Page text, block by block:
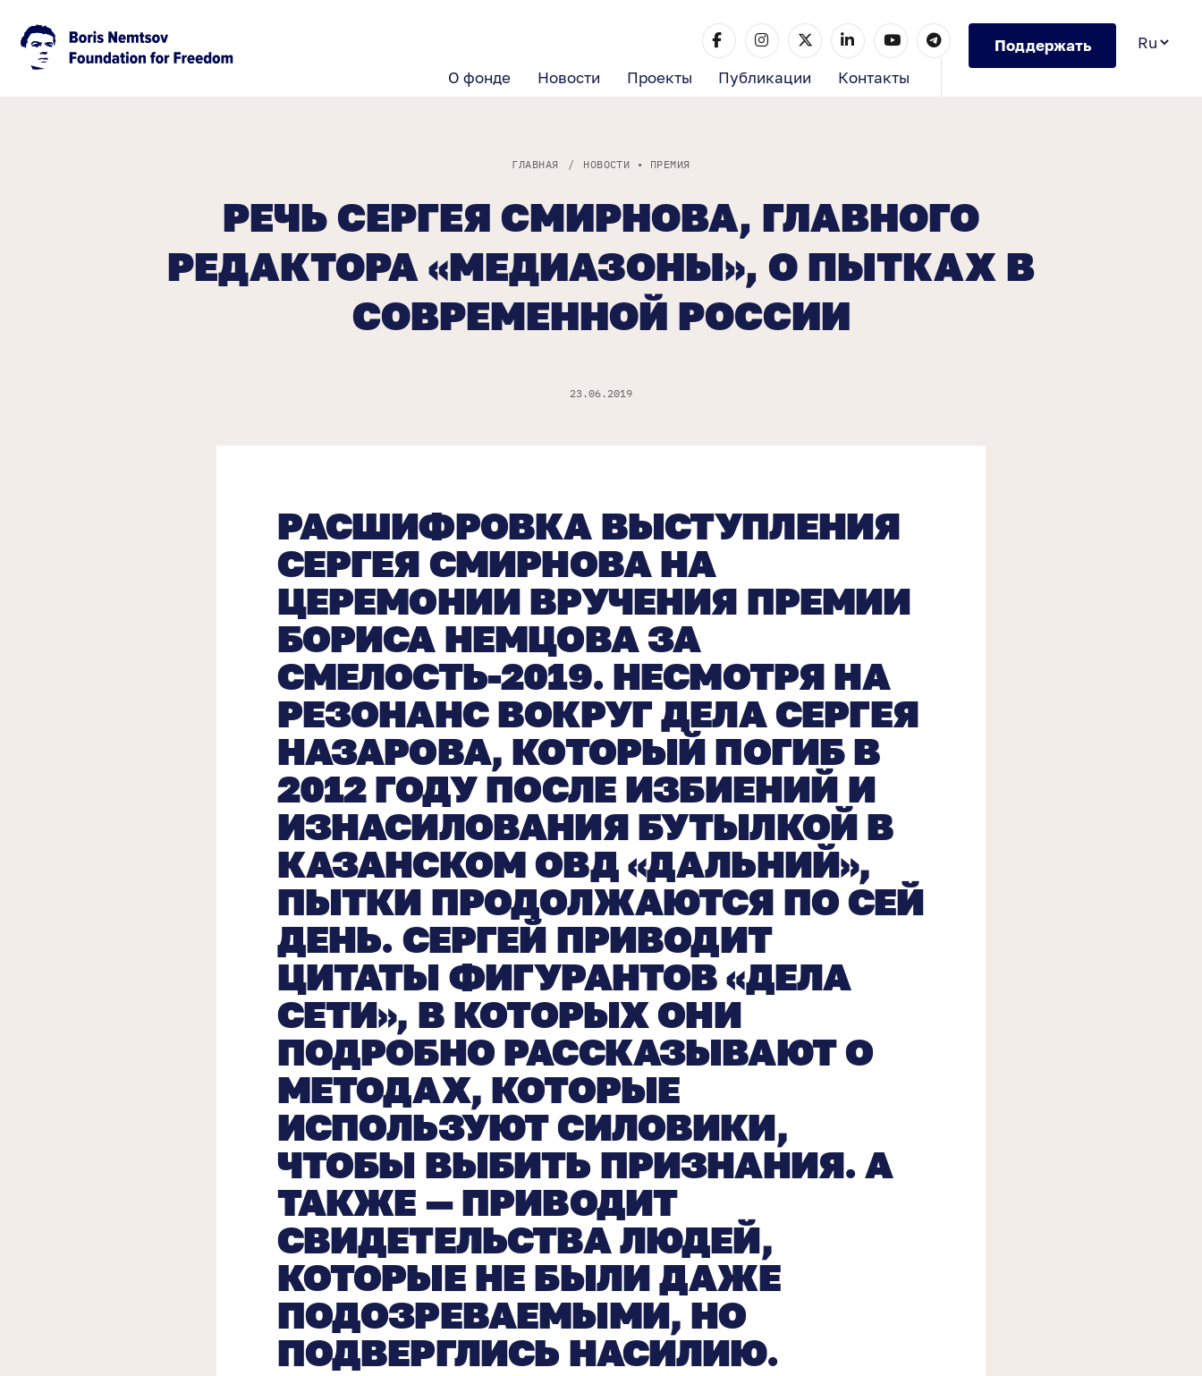
Поддержать
Контакты
Публикации
Проекты
Новости
О фонде
ГЛАВНАЯ / НОВОСТИ • ПРЕМИЯ
РЕЧЬ СЕРГЕЯ СМИРНОВА, ГЛАВНОГО
РЕДАКТОРА «МЕДИАЗОНЫ», О ПЫТКАХ В
СОВРЕМЕННОЙ РОССИИ
23.06.2019
РАСШИФРОВКА ВЫСТУПЛЕНИЯ
СЕРГЕЯ СМИРНОВА НА
ЦЕРЕМОНИИ ВРУЧЕНИЯ ПРЕМИИ
БОРИСА НЕМЦОВА ЗА
СМЕЛОСТЬ-2019. НЕСМОТРЯ НА
РЕЗОНАНС ВОКРУГ ДЕЛА СЕРГЕЯ
НАЗАРОВА, КОТОРЫЙ ПОГИБ В
2012 ГОДУ ПОСЛЕ ИЗБИЕНИЙ И
ИЗНАСИЛОВАНИЯ БУТЫЛКОЙ В
КАЗАНСКОМ ОВД «ДАЛЬНИЙ»,
ПЫТКИ ПРОДОЛЖАЮТСЯ ПО СЕЙ
ДЕНЬ. СЕРГЕЙ ПРИВОДИТ
ЦИТАТЫ ФИГУРАНТОВ «ДЕЛА
СЕТИ», В КОТОРЫХ ОНИ
ПОДРОБНО РАССКАЗЫВАЮТ О
МЕТОДАХ, КОТОРЫЕ
ИСПОЛЬЗУЮТ СИЛОВИКИ,
ЧТОБЫ ВЫБИТЬ ПРИЗНАНИЯ. А
ТАКЖЕ — ПРИВОДИТ
СВИДЕТЕЛЬСТВА ЛЮДЕЙ,
КОТОРЫЕ НЕ БЫЛИ ДАЖЕ
ПОДОЗРЕВАЕМЫМИ, НО
ПОДВЕРГЛИСЬ НАСИЛИЮ.